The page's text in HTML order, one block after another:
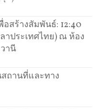
อสร้างสัมพันธ์: 12:40
าประเทศไทย) ณ ห้อง
านี
ถานที่และทาง